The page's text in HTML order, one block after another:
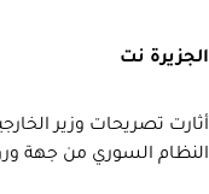
الجزيرة نت
أثارت تصريحات وزير
النظام السوري من جهة